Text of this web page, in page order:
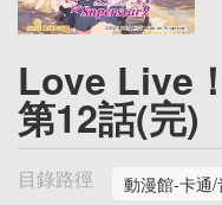
Love Live
第12話(完)
目錄路徑 動漫館-卡通